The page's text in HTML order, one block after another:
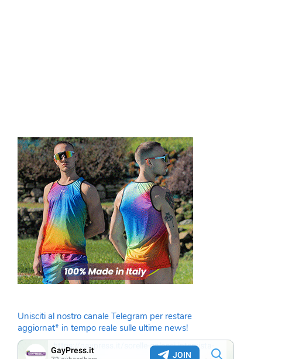
Unisciti al nostro canale Telegram per restare
aggiornat* in tempo reale sulle ultime news!